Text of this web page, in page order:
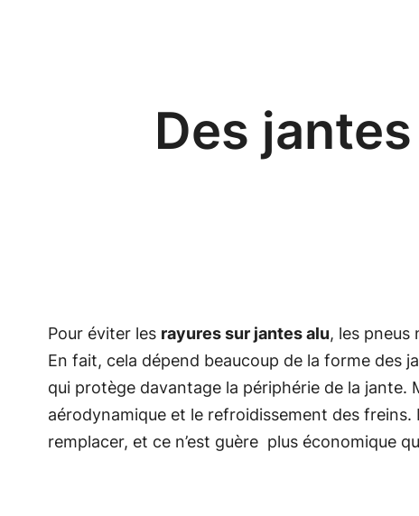
Des
Pour éviter les rayures sur jantes alu, les pneus
En fait, cela dépend beaucoup de la forme des
qui protège davantage la périphérie de la jante.
aérodynamique et le refroidissement des freins.
remplacer, et ce n’est guère plus économique